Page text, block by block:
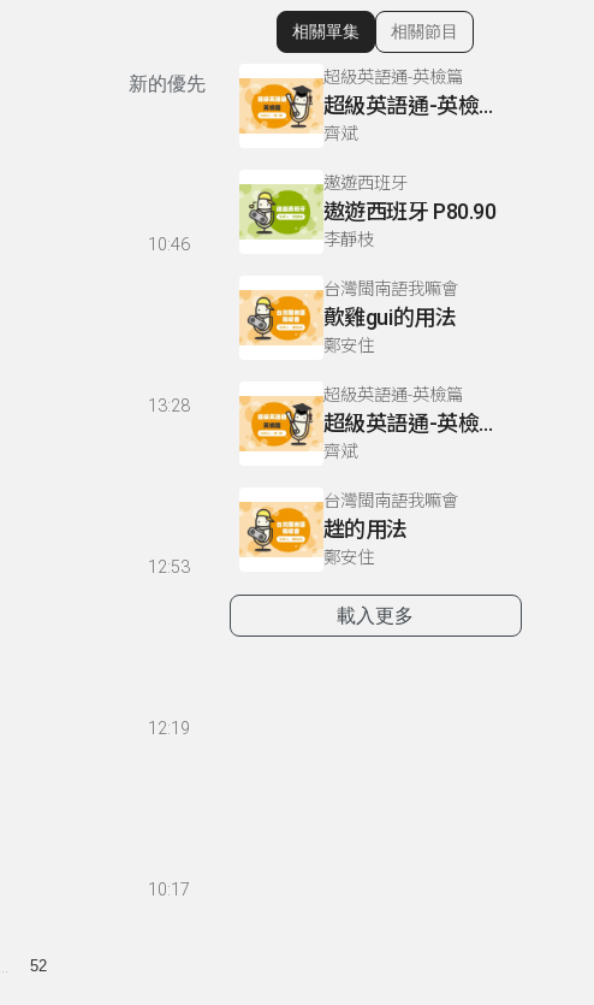
新的優先
10:46
13:28
12:53
12:19
10:17
52
顯示相關單集
相關單集 相關節目
超級英語通-英檢篇
超級英語通-英檢篇 083 Cloze Test/段落填空-13
齊斌
遨遊西班牙
遨遊西班牙 P80.90
李靜枝
台灣閩南語我嘛會
歕雞gui的用法
鄭安住
超級英語通-英檢篇
超級英語通-英檢篇 035 Weekend Trip- 週末旅遊
齊斌
台灣閩南語我嘛會
趖的用法
鄭安住
載入更多